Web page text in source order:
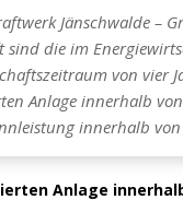
Jänschwalde –
die im
von vier
Anlage innerhalb
innerhalb von
Anlage